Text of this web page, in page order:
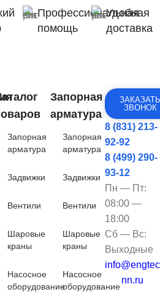
Профессиональная
помощь
Удобная
доставка
Запорная
арматура
Задвижки
Вентили
Шаровые
краны
Насосное
оборудование
Запорная
арматура
Запорная
арматура
Задвижки
Вентили
Шаровые
краны
Насосное
оборудование
ЗВОНОК
8 (831) 213-
92-92
8 (499) 290-
93-12
Пн — Пт:
08:00 —
18:00
Сб — Вс:
Выходные
nn.ru